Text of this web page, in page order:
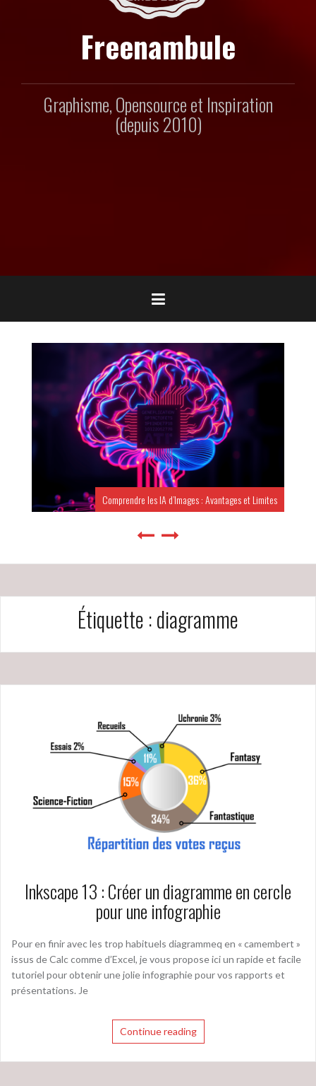
Freenambule
Graphisme, Opensource et Inspiration
(depuis 2010)
Comprendre les IA d’Images : Avantages et Limites
Étiquette :diagramme
Inkscape 13 : Créer un diagramme en cercle
pour une infographie
Pour en finir avec les trop habituels diagrammeq en « camembert »
issus de Calc comme d’Excel, je vous propose ici un rapide et facile
tutoriel pour obtenir une jolie infographie pour vos rapports et
présentations. Je
Continue reading